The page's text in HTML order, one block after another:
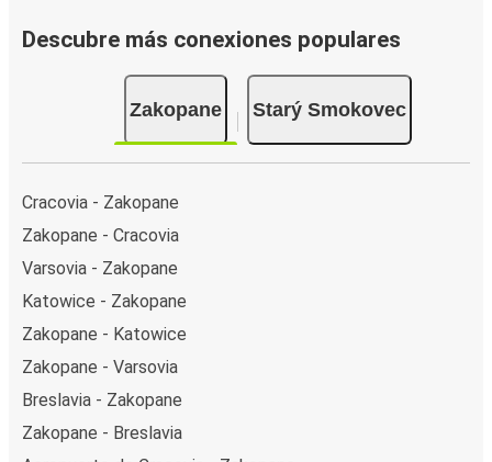
Descubre más conexiones populares
Zakopane Starý Smokovec
Cracovia - Zakopane
Zakopane - Cracovia
Varsovia - Zakopane
Katowice - Zakopane
Zakopane - Katowice
Zakopane - Varsovia
Breslavia - Zakopane
Zakopane - Breslavia